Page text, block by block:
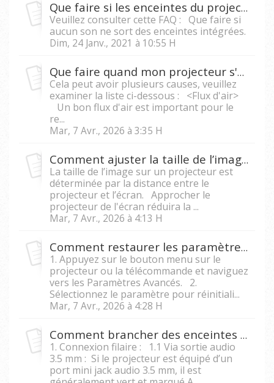
Que faire si les enceintes du projecteur n'émettent pas de son quand un PC/ordinateur portable est branché au projecteur ?
Veuillez consulter cette FAQ : Que faire si
aucun son ne sort des enceintes intégrées.
Dim, 24 Janv., 2021 à 10:55 H
Que faire quand mon projecteur s'éteint tout seul ?
Cela peut avoir plusieurs causes, veuillez
examiner la liste ci-dessous : <Flux d'air>
Un bon flux d'air est important pour le
re...
Mar, 7 Avr., 2026 à 3:35 H
Comment ajuster la taille de l’image sur un projecteur ?
La taille de l’image sur un projecteur est
déterminée par la distance entre le
projecteur et l’écran. Approcher le
projecteur de l'écran réduira la ...
Mar, 7 Avr., 2026 à 4:13 H
Comment restaurer les paramètres d'usine sur un projecteur ?
1. Appuyez sur le bouton menu sur le
projecteur ou la télécommande et naviguez
vers les Paramètres Avancés. 2.
Sélectionnez le paramètre pour réinitiali...
Mar, 7 Avr., 2026 à 4:28 H
Comment brancher des enceintes externes à mon projecteur ?
1. Connexion filaire : 1.1 Via sortie audio
3.5 mm : Si le projecteur est équipé d’un
port mini jack audio 3.5 mm, il est